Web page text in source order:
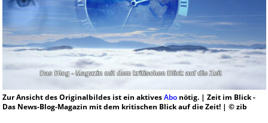
Zur Ansicht des Originalbildes ist ein aktivesAbonötig. | Zeit im Blick -
Das News-Blog-Magazin mit dem kritischen Blick auf die Zeit! | © zib